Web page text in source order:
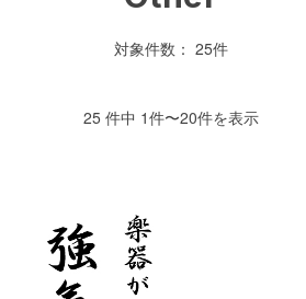
対象件数： 25件
25 件中 1件〜20件を表示